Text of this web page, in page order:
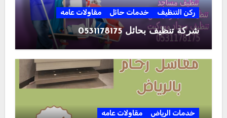
ركن التنظيف خدمات حائل مقاولات عامه
شركة تنظيف بحائل 0531178175
خدمات الرياض مقاولات عامه